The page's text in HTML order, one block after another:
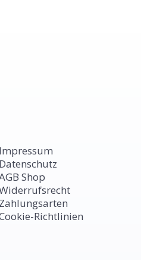
Impressum
Datenschutz
Shop
Zahlungsarten
Richtlinien